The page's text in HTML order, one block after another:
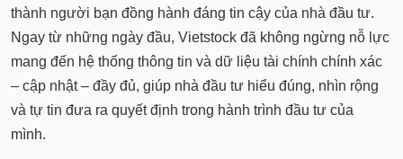
thành người bạn đồng hành đáng tin cậy của nhà đầu tư.
Ngay từ những ngày đầu, Vietstock đã không ngừng nỗ lực
mang đến hệ thống thông tin và dữ liệu tài chính chính xác
– cập nhật – đầy đủ, giúp nhà đầu tư hiểu đúng, nhìn rộng
và tự tin đưa ra quyết định trong hành trình đầu tư của
mình.